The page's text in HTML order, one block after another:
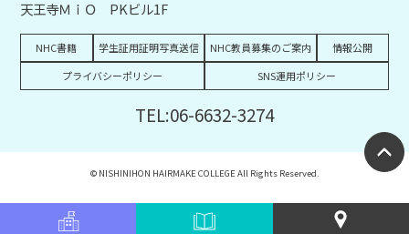
天王寺ＭｉＯ PKビル1F
NHC書籍 学生証用証明写真送信 NHC教員募集のご案内
情報公開
プライバシーポリシー
SNS運用ポリシー
TEL:06-6632-3274
© NISHINIHON HAIRMAKE COLLEGE All Rights Reserved.